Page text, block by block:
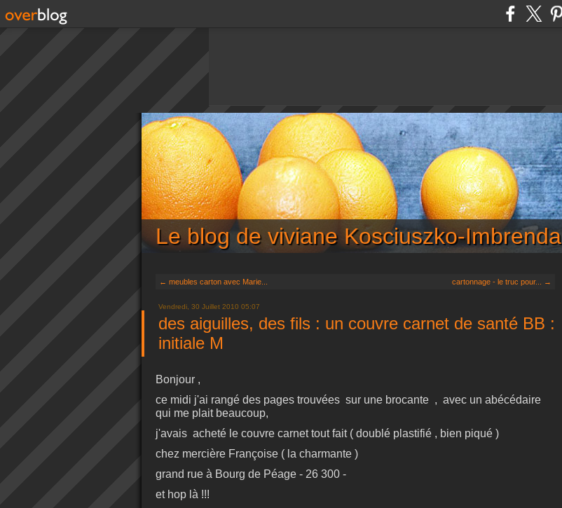
Le blog de viviane Kosciuszko-Imbrenda
← meubles carton avec Marie... cartonnage - le truc pour... →
Vendredi, 30 Juillet 2010 05:07
des aiguilles, des fils : un couvre carnet de santé BB :
initiale M
Bonjour ,
ce midi j'ai rangé des pages trouvées sur une brocante , avec un abécédaire
qui me plait beaucoup,
j'avais acheté le couvre carnet tout fait ( doublé plastifié , bien piqué )
chez mercière Françoise ( la charmante )
grand rue à Bourg de Péage - 26 300 -
et hop là !!!